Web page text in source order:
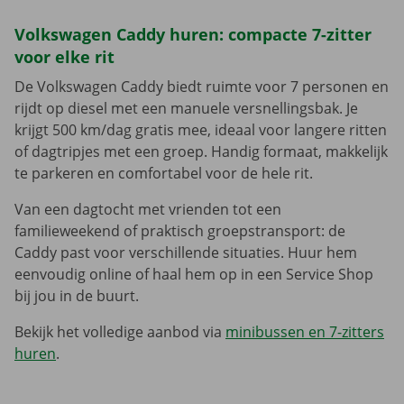
Volkswagen Caddy huren: compacte 7-zitter
voor elke rit
De Volkswagen Caddy biedt ruimte voor 7 personen en
rijdt op diesel met een manuele versnellingsbak. Je
krijgt 500 km/dag gratis mee, ideaal voor langere ritten
of dagtripjes met een groep. Handig formaat, makkelijk
te parkeren en comfortabel voor de hele rit.
Van een dagtocht met vrienden tot een
familieweekend of praktisch groepstransport: de
Caddy past voor verschillende situaties. Huur hem
eenvoudig online of haal hem op in een Service Shop
bij jou in de buurt.
Bekijk het volledige aanbod via minibussen en 7-zitters
huren.